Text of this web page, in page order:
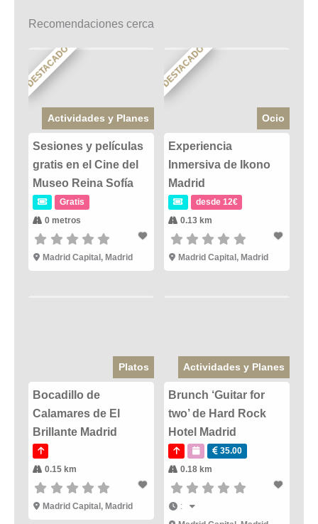
Recomendaciones cerca
DESTACADO
Actividades y Planes
Sesiones y películas
gratis en el Cine del
Museo Reina Sofía
Gratis
0 metros
Madrid Capital , Madrid
DESTACADO
Ocio
Experiencia
Inmersiva de Ikono
Madrid
desde 12€
0.13 km
Madrid Capital , Madrid
Platos
Bocadillo de
Calamares de El
Brillante Madrid
0.15 km
Madrid Capital , Madrid
Actividades y Planes
Brunch ‘Guitar for
two’ de Hard Rock
Hotel Madrid
35.00
0.18 km
: